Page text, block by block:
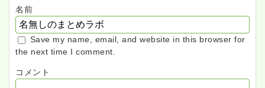
名前
Save my name, email, and website in this browser for
the next time I comment.
コメント